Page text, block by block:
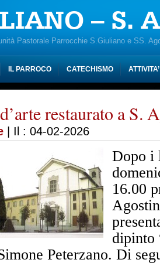
– S.
Pastorale Parrocchie S.Giuliano e SS.
IL PARROCO CATECHISMO
restaurato a S.
| Il : 04-02-2026
Dopo i
16.00
dipinto
Peterzano. Di